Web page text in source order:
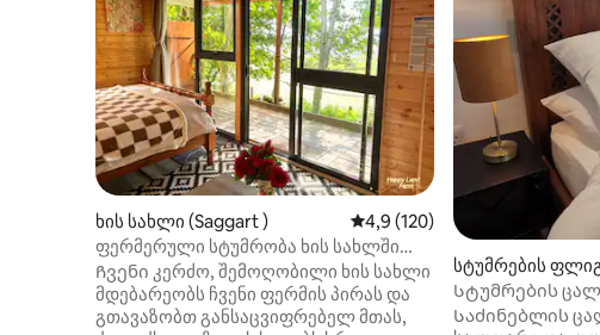
ხის სახლი (Saggart ) საშუალო შეფასებაა 5‑დან
4,9 (120)
ფერმერული სტუმრობა ხის სახლში
ტყეში — ცხოველები და ბუნება
Ჩვენი კერძო, შემოღობილი ხის სახლი
მდებარეობს ჩვენი ფერმის პირას და
გთავაზობთ განსაცვიფრებელ მთას,
სტუმრების
ey)
Სტუმრების
დალკიში
Საძინებლის